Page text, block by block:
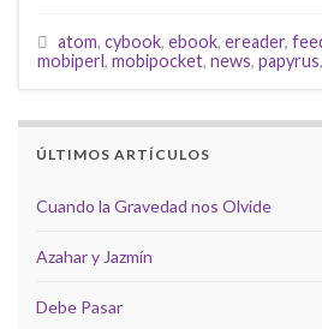
atom, cybook, ebook, ereader,
mobiperl, mobipocket, news, papyrus,
ÚLTIMOS ARTÍCULOS
Cuando la Gravedad nos Olvide
Azahar y Jazmín
Debe Pasar